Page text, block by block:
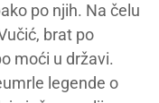
po njih. Na čelu
brat po
moći u državi.
legende o